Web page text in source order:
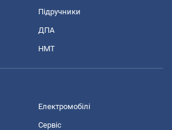
Підручники
ДПА
НМТ
Електромобілі
Сервіс